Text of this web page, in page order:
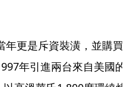
年更是斥資裝潢，並購買
年引進兩台來自美國的